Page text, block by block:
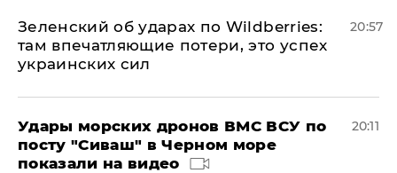
Зеленский об ударах по Wildberries:
там впечатляющие потери, это успех
украинских сил
20:57
Удары морских дронов ВМС ВСУ по
посту "Сиваш" в Черном море
показали на видео
20:11